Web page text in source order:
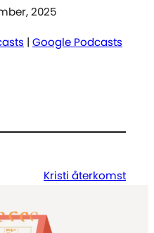
2025
Google Podcasts
Kristi återkomst